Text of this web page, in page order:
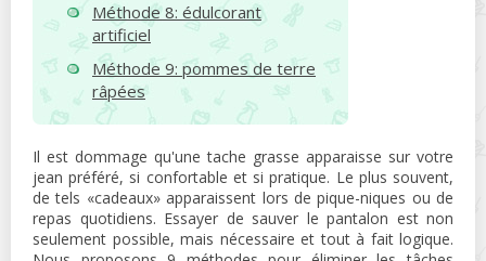
Méthode 8: édulcorant
artificiel
Méthode 9: pommes de terre
râpées
Il est dommage qu'une tache grasse apparaisse sur votre
jean préféré, si confortable et si pratique. Le plus souvent,
de tels «cadeaux» apparaissent lors de pique-niques ou de
repas quotidiens. Essayer de sauver le pantalon est non
seulement possible, mais nécessaire et tout à fait logique.